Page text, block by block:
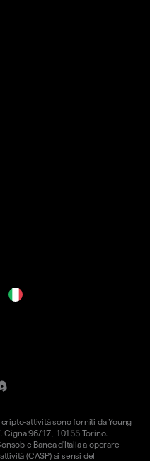
attività sono forniti da Young
Cigna 96/17, 10155 Torino.
e Banca d'Italia a operare
(CASP) ai sensi del